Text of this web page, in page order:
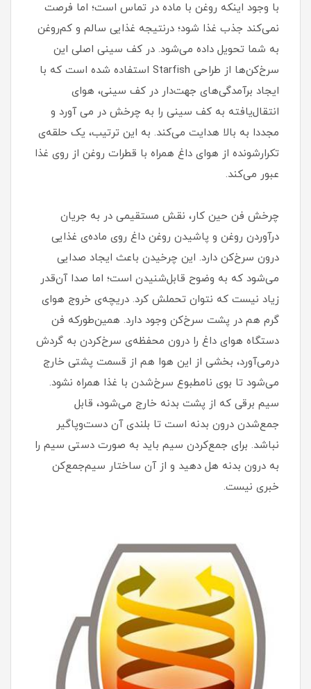
با وجود اینکه روغن با ماده در تماس است؛ اما فرصت
نمی‌کند جذب غذا شود؛ درنتیجه غذایی سالم و کم‌روغن
به شما تحویل داده می‌شود. در کف سینی اصلی این
سرخ‌کن‌ها از طراحی Starfish استفاده شده‌‌ است که با
ایجاد برآمدگی‌های جهت‌دار در کف سینی، هوای
انتقال‌یافته به کف سینی را به چرخش در می آورد و
مجددا به بالا هدایت می‌کند. به این ترتیب، یک حلقه‌ی
تکرارشونده از هوای داغ همراه با قطرات روغن از روی غذا
عبور می‌کند.
چرخش فن حین کار، نقش مستقیمی در به جریان
درآوردن روغن و پاشیدن روغن داغ روی ماده‌ی غذایی
درون سرخ‌کن دارد. این چرخیدن باعث ایجاد صدایی
می‌شود که به وضوح قابل‌شنیدن است؛ اما صدا آن‌قدر
زیاد نیست که نتوان تحملش کرد. دریچه‌ی خروج هوای
گرم هم در پشت سرخ‌کن وجود دارد. همین‌طورکه فن
دستگاه هوای داغ را درون محفظه‌ی سرخ‌کردن به گردش
درمی‌آورد، بخشی از این هوا هم از قسمت پشتی خارج
می‌شود تا بوی نامطبوع سرخ‌شدن با غذا همراه نشود.
سیم برقی که از پشت بدنه خارج می‌شود، قابل
جمع‌شدن درون بدنه است تا بلندی آن دست‌وپاگیر
نباشد. برای جمع‌کردن سیم باید به صورت دستی سیم را
به درون بدنه هل دهید و از آن ساختار سیم‌جمع‌کن
خبری نیست.